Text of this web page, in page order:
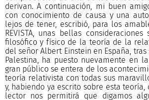
derivan. A continuación, mi buen
con conocimiento de causa y una
lejos de tener, escribió, para los
REVISTA, unas bellas
filosófico y físico de la teoría de la
del señor Albert Einstein en España,
Palestina, ha puesto nuevamente en
gran público se entera de los
teoría relativista con todas sus
y, habiendo ya escrito sobre esta teoría,
lector nos permitirá que digamos